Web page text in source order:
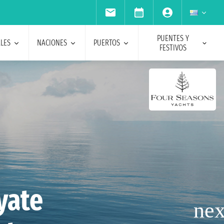
NACIONES PUERTOS
PUENTES Y
FESTIVOS